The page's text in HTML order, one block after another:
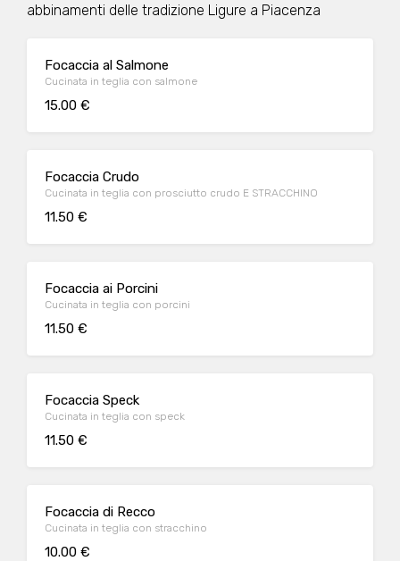
abbinamenti delle tradizione Ligure a Piacenza
Focaccia al Salmone
Cucinata in teglia con salmone
15.00 €
Focaccia Crudo
Cucinata in teglia con prosciutto crudo E STRACCHINO
11.50 €
Focaccia ai Porcini
Cucinata in teglia con porcini
11.50 €
Focaccia Speck
Cucinata in teglia con speck
11.50 €
Focaccia di Recco
Cucinata in teglia con stracchino
10.00 €